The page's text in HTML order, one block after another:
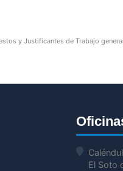
y Justificantes de Trabajo
El Soto